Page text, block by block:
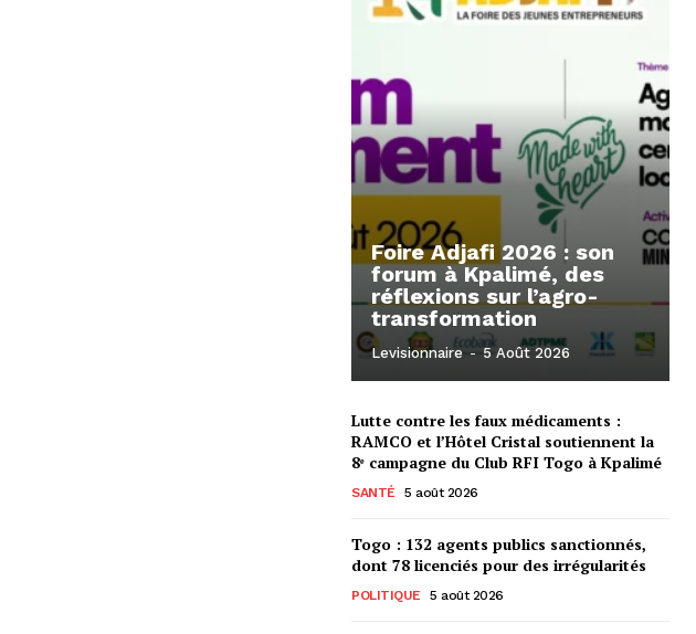
Foire Adjafi 2026 : son
forum à Kpalimé, des
réflexions sur l’agro-
transformation
Levisionnaire - 5 Août 2026
Lutte contre les faux médicaments :
RAMCO et l’Hôtel Cristal soutiennent la
8ᵉ campagne du Club RFI Togo à Kpalimé
SANTÉ 5 août 2026
Togo : 132 agents publics sanctionnés,
dont 78 licenciés pour des irrégularités
POLITIQUE 5 août 2026